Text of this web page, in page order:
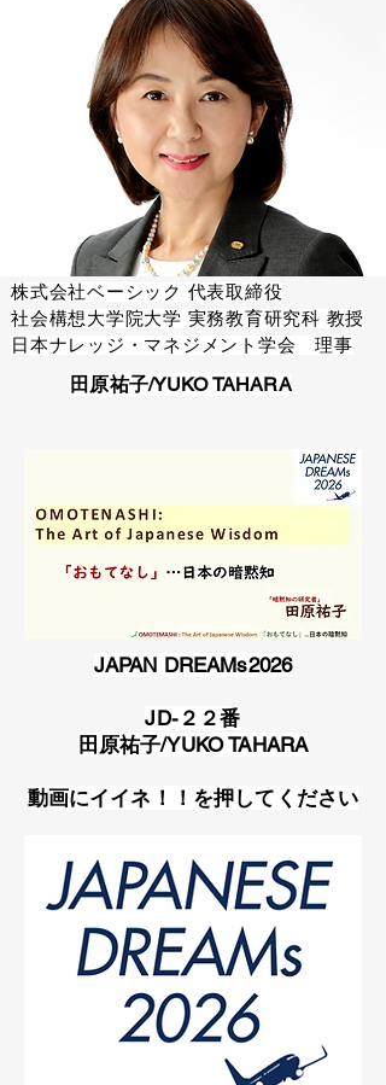
株式会社ベーシック 代表取締役
社会構想大学院大学 実務教育研究科 教授
日本ナレッジ・マネジメント学会 理事
田原祐子/YUKO TAHARA
JAPAN DREAMs2026
JD-２２番
田原祐子/YUKO TAHARA
​動画にイイネ！！を押してください